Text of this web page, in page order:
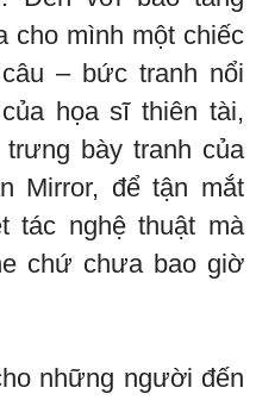
cho mình một chiếc
– bức tranh nổi
họa sĩ thiên tài,
bày tranh của
Mirror, để tận mắt
tác nghệ thuật mà
chứ chưa bao giờ
những người đến